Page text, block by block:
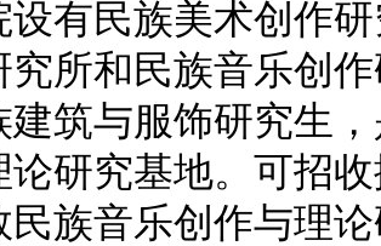
民族美术创作研
究所和民族音乐创
建筑与服饰研究生
论研究基地。可招
民族音乐创作与理